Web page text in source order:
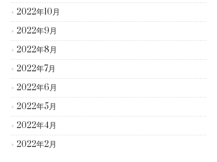
2022年10月
2022年9月
2022年8月
2022年7月
2022年6月
2022年5月
2022年4月
2022年2月